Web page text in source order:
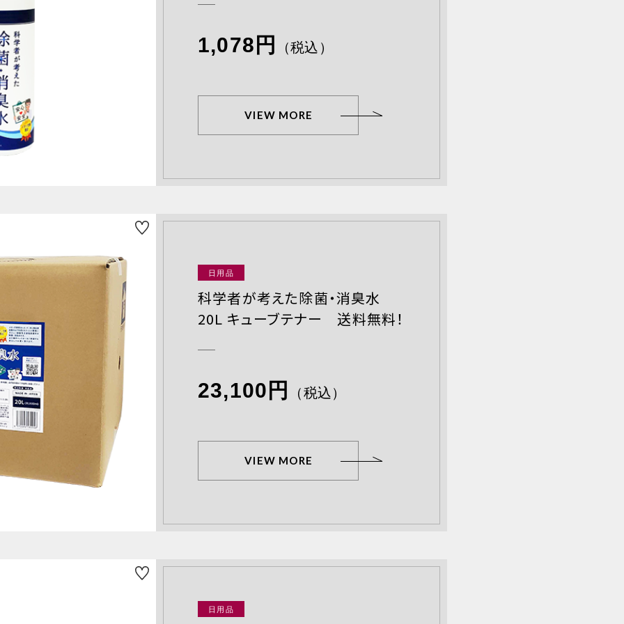
1,078円 （税込）
VIEW MORE
日用品
科学者が考えた除菌・消臭水
20L キューブテナー 送料無料！
23,100円 （税込）
VIEW MORE
日用品